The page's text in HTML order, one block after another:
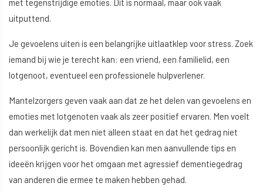
met tegenstrijdige emoties. Dit is normaal, maar ook vaak
uitputtend.
Je gevoelens uiten is een belangrijke uitlaatklep voor stress. Zoek
iemand bij wie je terecht kan: een vriend, een familielid, een
lotgenoot, eventueel een professionele hulpverlener.
Mantelzorgers geven vaak aan dat ze het delen van gevoelens en
emoties met lotgenoten vaak als zeer positief ervaren. Men voelt
dan werkelijk dat men niet alleen staat en dat het gedrag niet
persoonlijk gericht is. Bovendien kan men aanvullende tips en
ideeën krijgen voor het omgaan met agressief dementiegedrag
van anderen die ermee te maken hebben gehad.